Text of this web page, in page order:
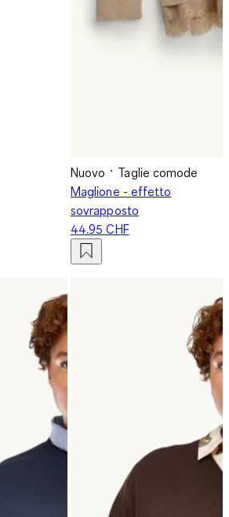
Nuovo
Taglie comode
Maglione - effetto
sovrapposto
44.95 CHF